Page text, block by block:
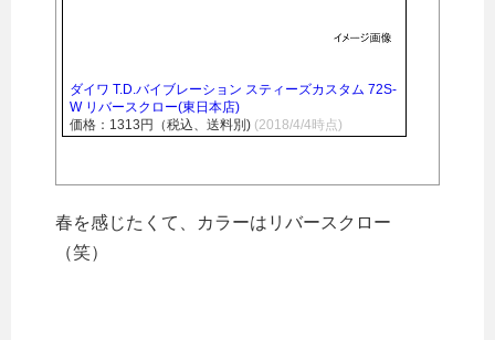
ダイワ T.D.バイブレーション スティーズカスタム 72S-
W リバースクロー(東日本店)
価格：1313円（税込、送料別) (2018/4/4時点)
春を感じたくて、カラーはリバースクロー
（笑）